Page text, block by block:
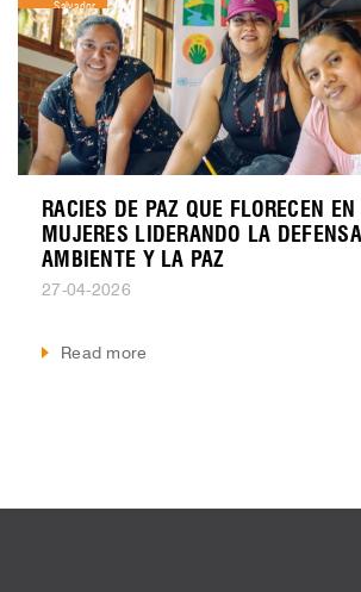
RACIES DE PAZ QUE FLORECEN
MUJERES LIDERANDO LA
AMBIENTE Y LA PAZ
27-04-2026
Read more
Salvador